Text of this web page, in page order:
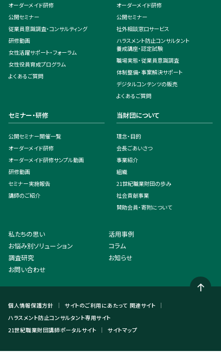
オーダーメイド研修
公開セミナー
従業員意識調査・コンサルティング
研修動画
女性活躍サポート・フォーラム
女性役員育成プログラム
よくあるご質問
オーダーメイド研修
公開セミナー
社外相談窓口サービス
ハラスメント防止コンサルタント
養成講座・認定試験
職場実態・従業員意識調査
体制整備・事案解決サポート
デジタルコンテンツの販売
よくあるご質問
セミナー・研修
公開セミナー開催一覧
オーダーメイド研修
オーダーメイド研修サンプル動画
研修動画
セミナー実施報告
講師のご紹介
当財団について
理念・目的
会長ごあいさつ
事業紹介
組織
21世紀職業財団の歩み
社会貢献事業
賛助会員・寄附について
私たちの思い
お悩み別ソリューション
調査研究
活用事例
コラム
お知らせ
お問い合わせ
個人情報保護方針 サイトのご利用にあたって 関連サイト
ハラスメント防止コンサルタント専用サイト
21世紀職業財団講師ポータルサイト
サイトマップ